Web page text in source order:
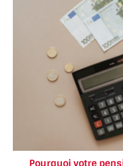
Pourquoi votre